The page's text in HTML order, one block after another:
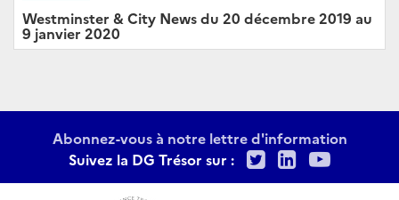
Westminster & City News du 20 décembre 2019 au
9 janvier 2020
Abonnez-vous à notre lettre d'information
Suivez la DG Trésor sur :
TwitterLinkedIn